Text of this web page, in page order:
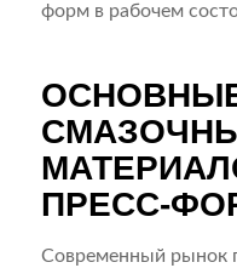
форм в рабочем
ПРЕСС-
Современный рынок